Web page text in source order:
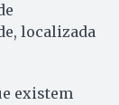
localizada
existem